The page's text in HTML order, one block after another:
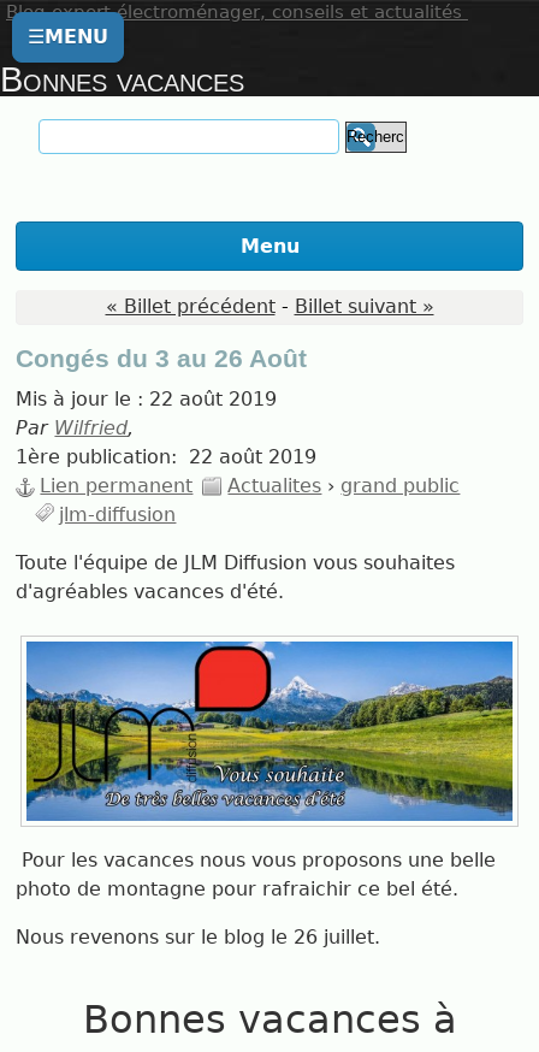
Blog expert électroménager, conseils et actualités
Bonnes vacances
☰MENU
Menu
« Billet précédent - Billet suivant »
Congés du 3 au 26 Août
Mis à jour le : 22 août 2019
Par Wilfried,
1ère publication: 22 août 2019
Lien permanent
Actualites › grand public
jlm-diffusion
Toute l'équipe de JLM Diffusion vous souhaites
d'agréables vacances d'été.
Pour les vacances nous vous proposons une belle
photo de montagne pour rafraichir ce bel été.
Nous revenons sur le blog le 26 juillet.
Bonnes vacances à